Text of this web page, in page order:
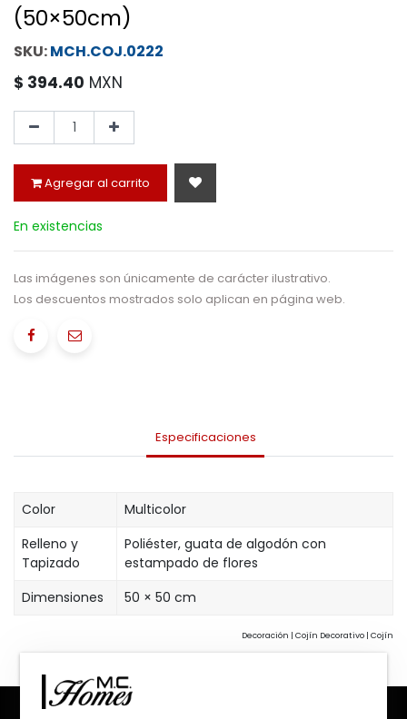
(50×50cm)
MCH.COJ.0222
$ 394.40 MXN
Agregar al carrito
En existencias
Las imágenes son únicamente de carácter ilustrativo.
Los descuentos mostrados solo aplican en página web.
Especificaciones
Color
Multicolor
Relleno y
Tapizado
Poliéster, guata de algodón con
estampado de flores
Dimensiones
50 × 50 cm
Decoración | Cojín Decorativo | Cojín